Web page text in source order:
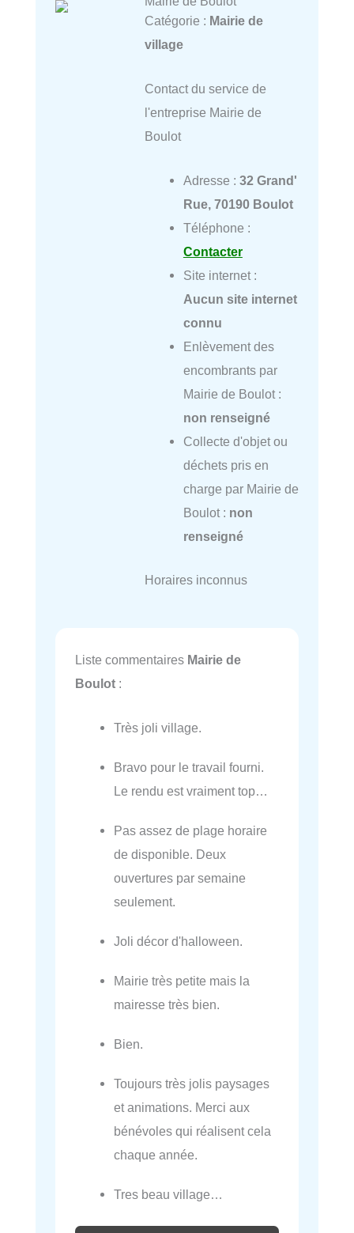
Catégorie : Mairie de
village
Contact du service de
l'entreprise Mairie de
Boulot
Adresse : 32 Grand'
Rue, 70190 Boulot
Téléphone :
Contacter
Site internet :
Aucun site internet
connu
Enlèvement des
encombrants par
Mairie de Boulot :
non renseigné
Collecte d'objet ou
déchets pris en
charge par Mairie de
Boulot : non
renseigné
Horaires inconnus
Liste commentaires Mairie de
Boulot :
Très joli village.
Bravo pour le travail fourni.
Le rendu est vraiment top…
Pas assez de plage horaire
de disponible. Deux
ouvertures par semaine
seulement.
Joli décor d'halloween.
Mairie très petite mais la
mairesse très bien.
Bien.
Toujours très jolis paysages
et animations. Merci aux
bénévoles qui réalisent cela
chaque année.
Tres beau village…